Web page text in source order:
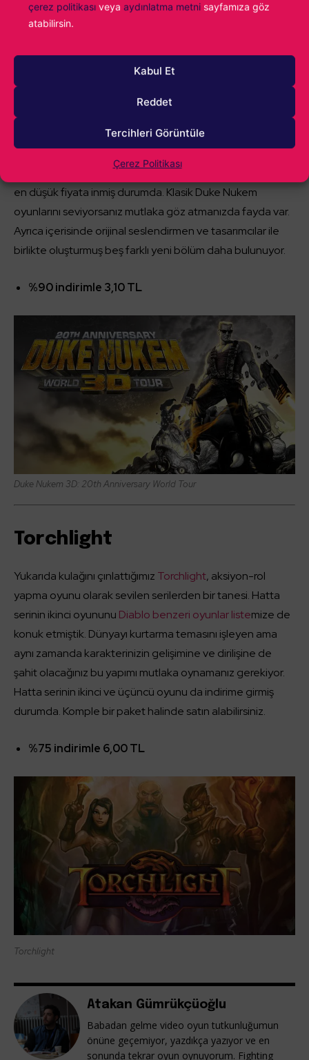
çerez politikası veya aydınlatma metni sayfamıza göz
atabilirsin.
Kabul Et
Reddet
Tercihleri Görüntüle
Çerez Politikası
Duke Nukem 3D: 20th
Anniversary World Tour
Dört klasik Duke Nukem 3D bölümünü içerenDuke Nukem
: 20th Anniversary World Tour, şimdiye kadar gördüğü
en düşük fiyata inmiş durumda. Klasik Duke Nukem
oyunlarını seviyorsanız mutlaka göz atmanızda fayda var.
Ayrıca içerisinde orijinal seslendirmen ve tasarımcılar ile
birlikte oluşturmuş beş farklı yeni bölüm daha bulunuyor.
%90 indirimle 3,10 TL
Duke Nukem 3D: 20th Anniversary World Tour
Torchlight
Yukarıda kulağını çınlattığımız Torchlight, aksiyon-rol
yapma oyunu olarak sevilen serilerden bir tanesi. Hatta
serinin ikinci oyununu Diablo benzeri oyunlar listemize de
konuk etmiştik. Dünyayı kurtarma temasını işleyen ama
aynı zamanda karakterinizin gelişimine ve dirilişine de
şahit olacağınız bu yapımı mutlaka oynamanız gerekiyor.
Hatta serinin ikinci ve üçüncü oyunu da indirime girmiş
durumda. Komple bir paket halinde satın alabilirsiniz.
%75 indirimle 6,00 TL
Torchlight
Atakan Gümrükçüoğlu
Babadan gelme video oyun tutkunluğumun
önüne geçemiyor, yazdıkça yazıyor ve en
sonunda tekrar oyun oynuyorum. Fighting